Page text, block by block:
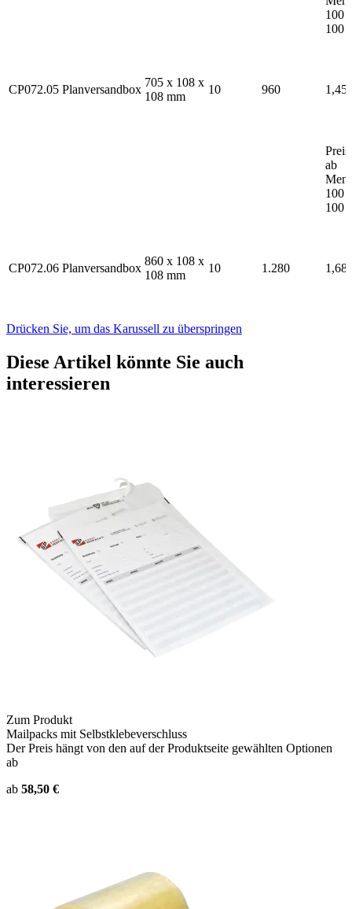
100
100
CP072.05 Planversandbox
705 x 108 x
108 mm
10 960 1,45
Preis
ab
100
100
CP072.06 Planversandbox
860 x 108 x
108 mm
10 1.280 1,68
Drücken Sie, um das Karussell zu überspringen
Diese Artikel könnte Sie auch
interessieren
Zum Produkt
Mailpacks mit Selbstklebeverschluss
Der Preis hängt von den auf der Produktseite gewählten Optionen
ab
ab 58,50 €